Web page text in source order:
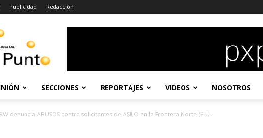
Publicidad Redacción
SECCIONES REPORTAJES VIDEOS NOSOTROS
denuncia ABUSOS contra solicitantes de ASILO en la Frontera Norte (EU...